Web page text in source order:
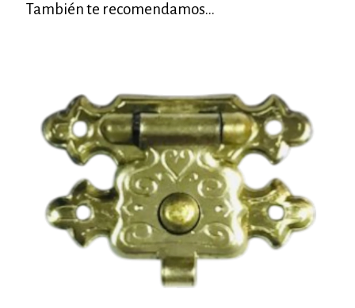
También te recomendamos…